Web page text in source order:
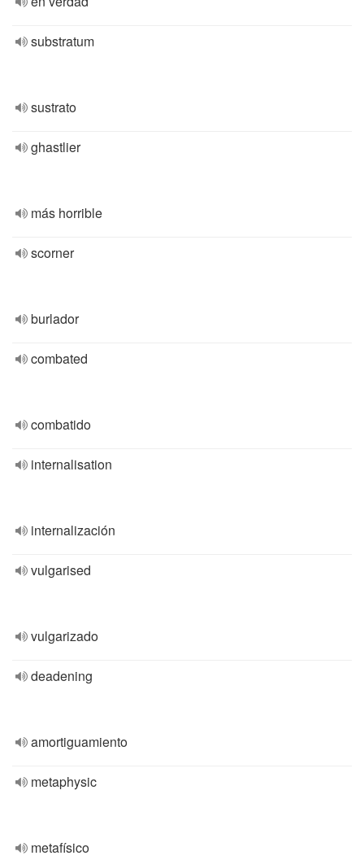
substratum
sustrato
ghastlier
más horrible
scorner
burlador
combated
combatido
internalisation
internalización
vulgarised
vulgarizado
deadening
amortiguamiento
metaphysic
metafísico